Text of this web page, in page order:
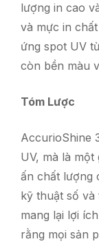
lượng in cao
và mực in
ứng spot UV
còn bền màu
Tóm Lược
AccurioShine
UV, mà là
ấn chất lượng
kỹ thuật số
mang lại lợi
rằng mọi sản